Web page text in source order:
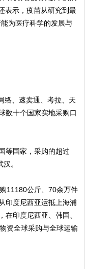
表示，疫苗从研究到最
为医疗科学的发展与
络、速卖通、考拉、天
数十个国家实地采购口
等国家，采购的超过
。
11180公斤、70余万件
印度尼西亚运抵上海浦
在印度尼西亚、韩国、
资全球采购与全球运输